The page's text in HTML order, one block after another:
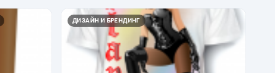
ДИЗАЙН И БРЕНДИНГ